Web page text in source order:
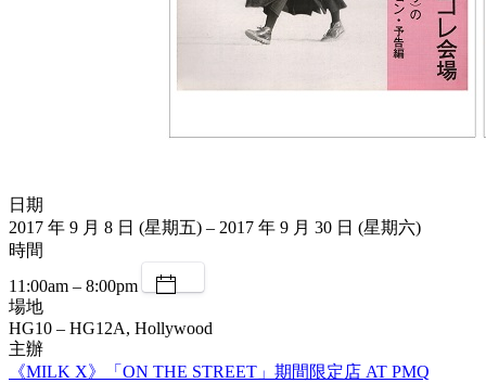
日期
2017 年 9 月 8 日 (星期五) – 2017 年 9 月 30 日 (星期六)
時間
11:00am – 8:00pm
場地
HG10 – HG12A, Hollywood
主辦
《MILK X》「ON THE STREET」期間限定店 AT PMQ